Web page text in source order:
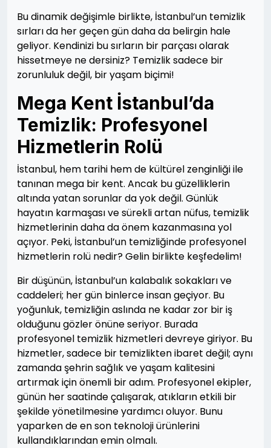
Bu dinamik değişimle birlikte, İstanbul’un temizlik
sırları da her geçen gün daha da belirgin hale
geliyor. Kendinizi bu sırların bir parçası olarak
hissetmeye ne dersiniz? Temizlik sadece bir
zorunluluk değil, bir yaşam biçimi!
Mega Kent İstanbul’da
Temizlik: Profesyonel
Hizmetlerin Rolü
İstanbul, hem tarihi hem de kültürel zenginliği ile
tanınan mega bir kent. Ancak bu güzelliklerin
altında yatan sorunlar da yok değil. Günlük
hayatın karmaşası ve sürekli artan nüfus, temizlik
hizmetlerinin daha da önem kazanmasına yol
açıyor. Peki, İstanbul’un temizliğinde profesyonel
hizmetlerin rolü nedir? Gelin birlikte keşfedelim!
Bir düşünün, İstanbul’un kalabalık sokakları ve
caddeleri; her gün binlerce insan geçiyor. Bu
yoğunluk, temizliğin aslında ne kadar zor bir iş
olduğunu gözler önüne seriyor. Burada
profesyonel temizlik hizmetleri devreye giriyor. Bu
hizmetler, sadece bir temizlikten ibaret değil; aynı
zamanda şehrin sağlık ve yaşam kalitesini
artırmak için önemli bir adım. Profesyonel ekipler,
günün her saatinde çalışarak, atıkların etkili bir
şekilde yönetilmesine yardımcı oluyor. Bunu
yaparken de en son teknoloji ürünlerini
kullandıklarından emin olmalı.